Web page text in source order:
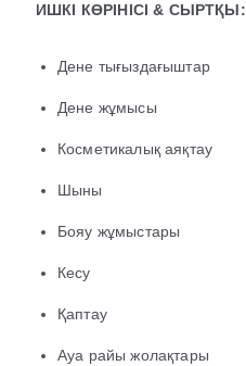
ИШКІ КӨРІНІСІ & СЫРТҚЫ:
Дене тығыздағыштар
Дене жұмысы
Косметикалық аяқтау
Шыны
Бояу жұмыстары
Кесу
Қаптау
Ауа райы жолақтары